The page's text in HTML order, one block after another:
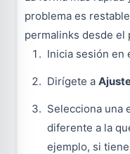
problema es
permalinks desde el
Inicia sesión en
Dirígete a
Selecciona una
diferente a la
ejemplo, si